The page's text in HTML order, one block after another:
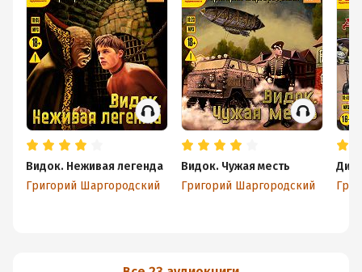
Видок. Неживая легенда
Григорий Шаргородский
Видок. Чужая месть
Григорий Шаргородский